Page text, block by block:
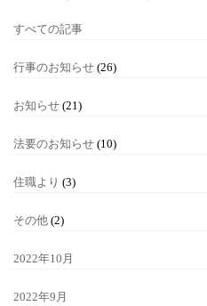
すべての記事
行事のお知らせ (26)
お知らせ (21)
法要のお知らせ (10)
住職より (3)
その他 (2)
2022年10月
2022年9月